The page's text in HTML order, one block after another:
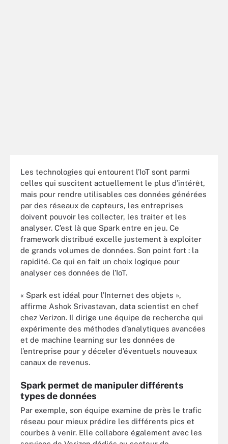
Les technologies qui entourent l’IoT sont parmi
celles qui suscitent actuellement le plus d’intérêt,
mais pour rendre utilisables ces données générées
par des réseaux de capteurs, les entreprises
doivent pouvoir les collecter, les traiter et les
analyser. C’est là que Spark entre en jeu. Ce
framework distribué excelle justement à exploiter
de grands volumes de données. Son point fort : la
rapidité. Ce qui en fait un choix logique pour
analyser ces données de l’IoT.
« Spark est idéal pour l’Internet des objets »,
affirme Ashok Srivastavan, data scientist en chef
chez Verizon. Il dirige une équipe de recherche qui
expérimente des méthodes d’analytiques avancées
et de machine learning sur les données de
l’entreprise pour y déceler d’éventuels nouveaux
canaux de revenus.
Spark permet de manipuler différents
types de données
Par exemple, son équipe examine de près le trafic
réseau pour mieux prédire les différents pics et
courbes à venir. Elle collabore également avec les